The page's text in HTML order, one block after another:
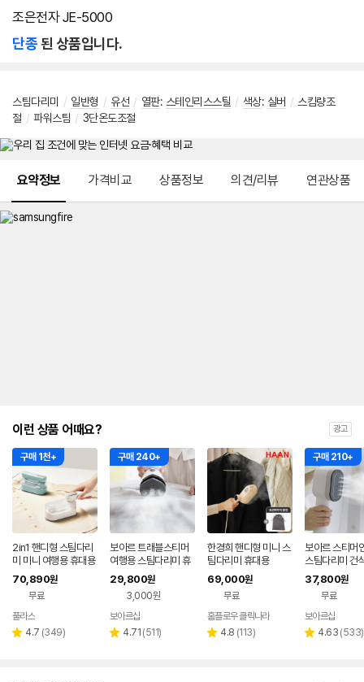
조은전자 JE-5000
단종된 상품입니다.
스팀다리미 / 일반형 / 유선 / 열판: 스테인리스스틸 / 색상: 실버 / 스킴량조
절 / 파워스팀 / 3단온도조절
요약정보 가격비교 상품정보 의견/리뷰 연관상품
이런 상품 어때요? 광고
구매 1천+
2in1 핸디형 스팀다리
미 미니 여행용 휴대용
업소용 가정용
70,890원
무료
풀라스
별 4.7 리
(349)
구매 240+
보아르 트래블스티머
여행용 스팀다리미 휴
대용 미니 전기 초소형
핸디 핸디형 빠른예열
29,800원
3,000원
페이
보아르샵
별 4.71 리
(511)
한경희 핸디형 미니 스
팀다리미 휴대용
69,000원
무료
홈플로우 클릭나라
별 4.8 리
(113)
구매 210+
보아르 스티머
스팀다리미 건
미니 핸디형 소
용 휴대용 핸드
37,800원
무료
페이
보아르샵
별 4.63 리
(533)